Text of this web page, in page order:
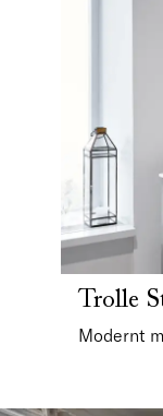
Trolle
Modernt